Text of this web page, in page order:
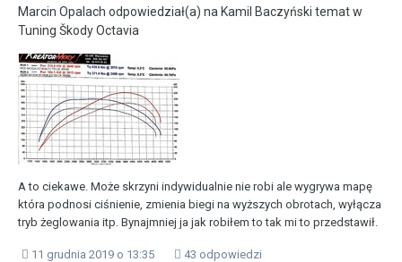
Marcin Opalach odpowiedział(a) na Kamil Baczyński temat w
Tuning Škody Octavia
A to ciekawe. Może skrzyni indywidualnie nie robi ale wygrywa mapę
która podnosi ciśnienie, zmienia biegi na wyższych obrotach, wyłącza
tryb żeglowania itp. Bynajmniej ja jak robiłem to tak mi to przedstawił.
11 grudnia 2019 o 13:35 43 odpowiedzi